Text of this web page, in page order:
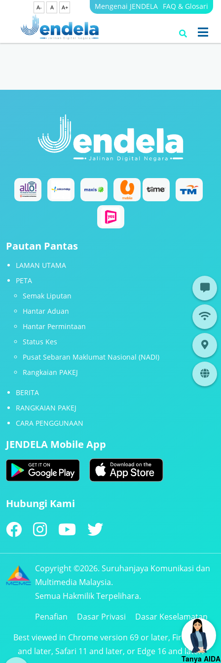
A- A A+ Mengenai JENDELA FAQ & Glosari
Search Results
Pautan Pantas
LAMAN UTAMA
PETA
Semak Liputan
Hantar Aduan
Hantar Permintaan
Status Kes
Pusat Sebaran Maklumat Nasional (NADI)
Rangkaian PAKEJ
BERITA
RANGKAIAN PAKEJ
CARA PENGGUNAAN
JENDELA Mobile App
Hubungi Kami
Copyright ©2026. Suruhanjaya Komunikasi dan
Multimedia Malaysia.
Semua Hakmilik Terpelihara.
Penafian
Dasar Privasi
Dasar Keselamatan
Best viewed in Chrome version 69 or later, Firefox 61
and later, Safari 11 and later, or Edge 16 and later.